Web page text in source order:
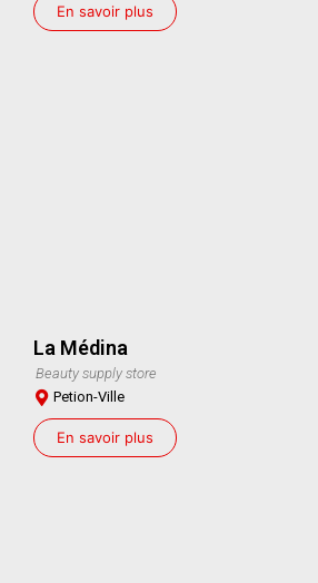
En savoir plus
La Médina
Beauty supply store
Petion-Ville
En savoir plus